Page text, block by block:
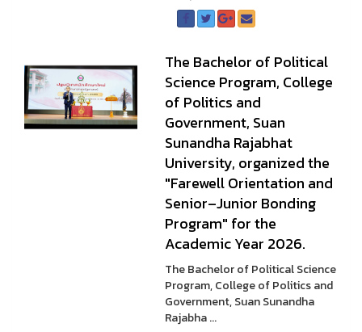
The Bachelor of Political
Science Program, College
of Politics and
Government, Suan
Sunandha Rajabhat
University, organized the
"Farewell Orientation and
Senior–Junior Bonding
Program" for the
Academic Year 2026.
The Bachelor of Political Science
Program, College of Politics and
Government, Suan Sunandha
Rajabha ...